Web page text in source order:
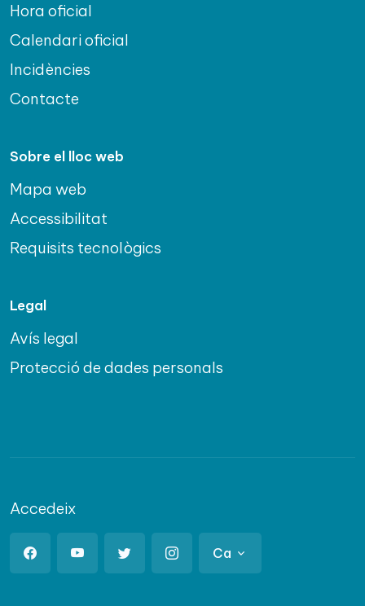
Hora oficial
Calendari oficial
Incidències
Contacte
Sobre el lloc web
Mapa web
Accessibilitat
Requisits tecnològics
Legal
Avís legal
Protecció de dades personals
Accedeix
Ca